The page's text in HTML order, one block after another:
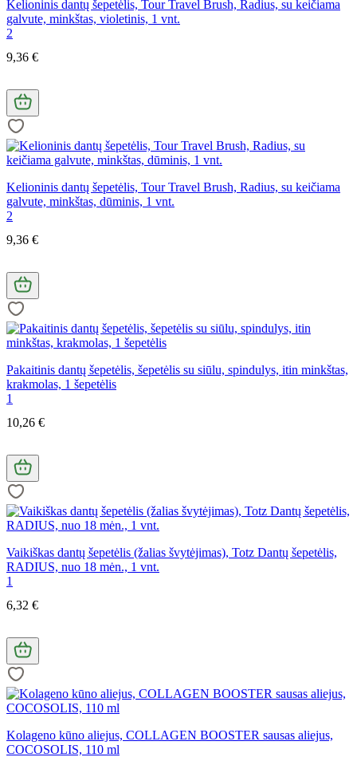
Kelioninis dantų šepetėlis, Tour Travel Brush, Radius, su keičiama
galvute, minkštas, violetinis, 1 vnt.
2
9,36 €
Kelioninis dantų šepetėlis, Tour Travel Brush, Radius, su keičiama
galvute, minkštas, dūminis, 1 vnt.
2
9,36 €
Pakaitinis dantų šepetėlis, šepetėlis su siūlu, spindulys, itin minkštas,
krakmolas, 1 šepetėlis
1
10,26 €
Vaikiškas dantų šepetėlis (žalias švytėjimas), Totz Dantų šepetėlis,
RADIUS, nuo 18 mėn., 1 vnt.
1
6,32 €
Kolageno kūno aliejus, COLLAGEN BOOSTER sausas aliejus,
COCOSOLIS, 110 ml